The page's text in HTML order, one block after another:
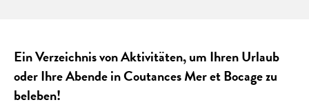
Ein Verzeichnis von Aktivitäten, um Ihren Urlaub
oder Ihre Abende in Coutances Mer et Bocage zu
beleben!